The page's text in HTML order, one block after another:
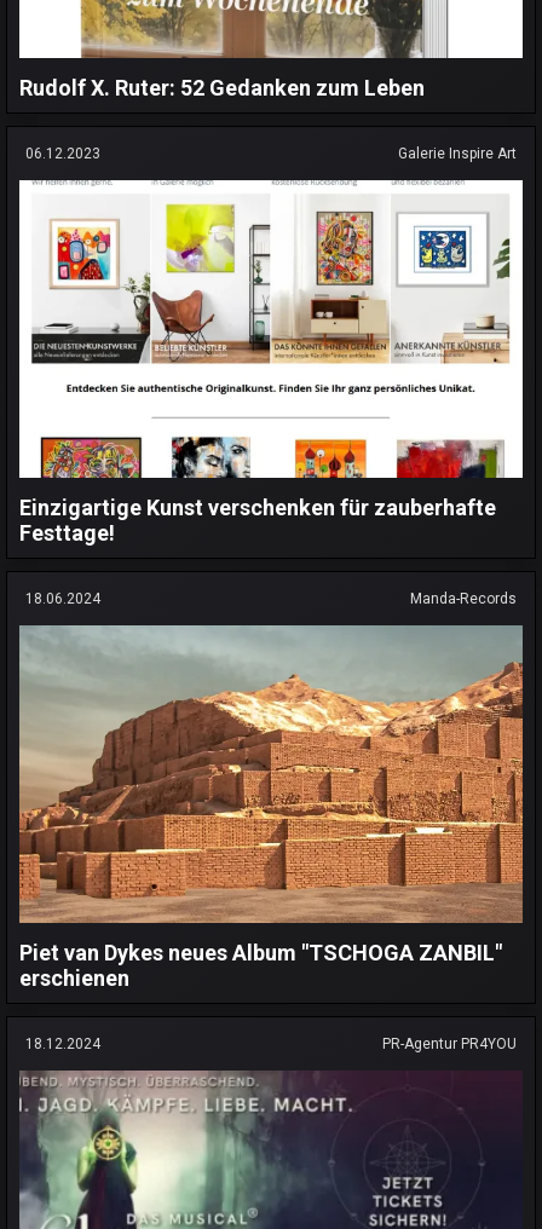
Rudolf X. Ruter: 52 Gedanken zum Leben
06.12.2023 Galerie Inspire Art
Einzigartige Kunst verschenken für zauberhafte
Festtage!
18.06.2024 Manda-Records
Piet van Dykes neues Album "TSCHOGA ZANBIL"
erschienen
18.12.2024 PR-Agentur PR4YOU